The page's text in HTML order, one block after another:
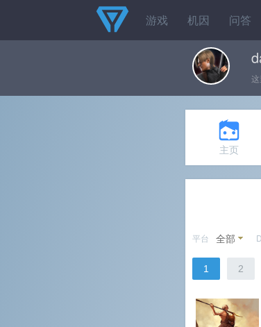
游戏 机因 问答
主页
平台 全部
1 2